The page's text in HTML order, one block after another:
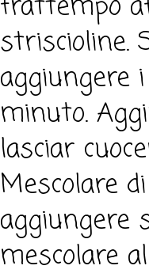
striscioline.
aggiungere
minuto.
lasciar
Mescolare
aggiungere
mescolare